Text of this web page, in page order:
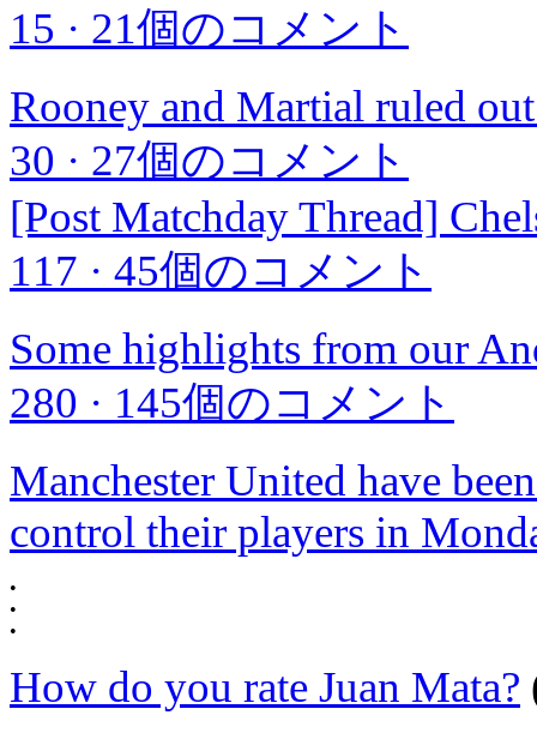
15 · 21個のコメント
Rooney and Martial ruled
30 · 27個のコメント
[Post Matchday Thread]
117 · 45個のコメント
Some highlights from our
280 · 145個のコメント
Manchester United have
control their players in
•
•
•
How do you rate Juan Mata?